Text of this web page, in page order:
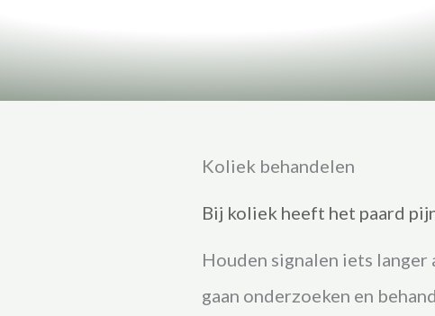
Koliek behandelen
Bij koliek heeft het paard
Houden signalen iets langer
gaan onderzoeken en